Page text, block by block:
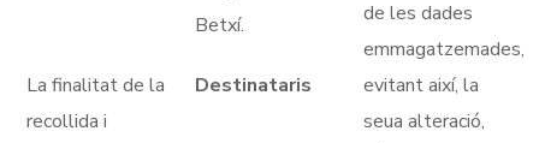
La finalitat de la
recollida i
Betxí.
Destinataris
de les dades
emmagatzemades,
evitant així, la
seua alteració,